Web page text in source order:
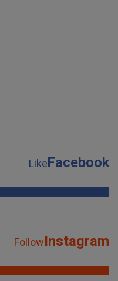
LikeFacebook
FollowInstagram